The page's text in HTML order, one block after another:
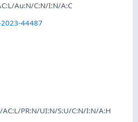
Au:N/C:N/I:N/A:C
2023-44487
AC:L/PR:N/UI:N/S:U/C:N/I:N/A:H